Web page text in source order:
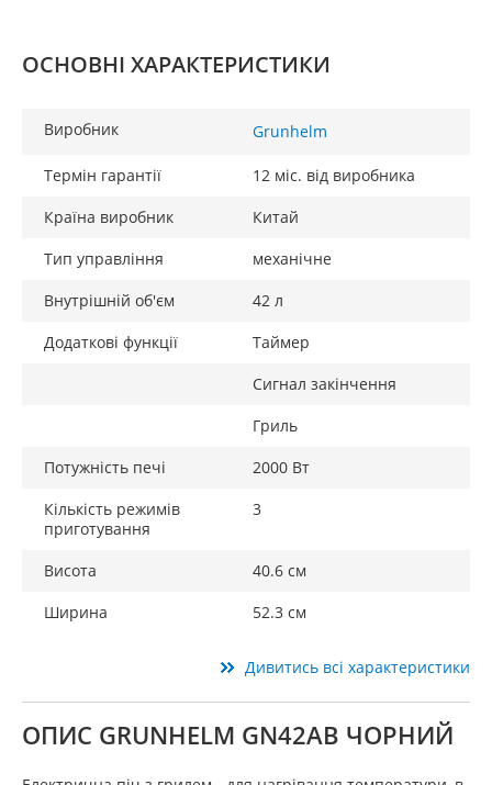
ОСНОВНІ ХАРАКТЕРИСТИКИ
Виробник Grunhelm
Термін гарантії
12 міс. від виробника
Країна виробник
Китай
Тип управління
механічне
Внутрішній об'єм
42 л
Додаткові функції
Таймер
Сигнал закінчення
Гриль
Потужність печі
2000 Вт
Кількість режимів
приготування
3
Висота
40.6 см
Ширина
52.3 см
Дивитись всі характеристики
ОПИС GRUNHELM GN42AВ ЧОРНИЙ